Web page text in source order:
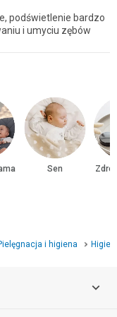
podświetlenie bardzo
i umyciu zębów
Sen
i higiena